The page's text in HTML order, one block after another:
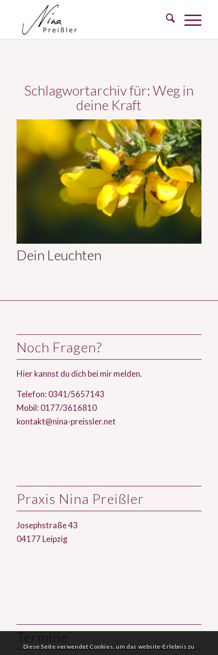
Schlagwortarchiv für: Weg in
deine Kraft
Dein Leuchten
Noch Fragen?
Hierkannst du dich bei mir melden.
Telefon: 0341/5657143
Mobil: 0177/3616810
kontakt@nina-preissler.net
Praxis Nina Preißler
Josephstraße 43
04177 Leipzig
Termine
Diese Seite verwendet Cookies, um das website-Erlebnis zu